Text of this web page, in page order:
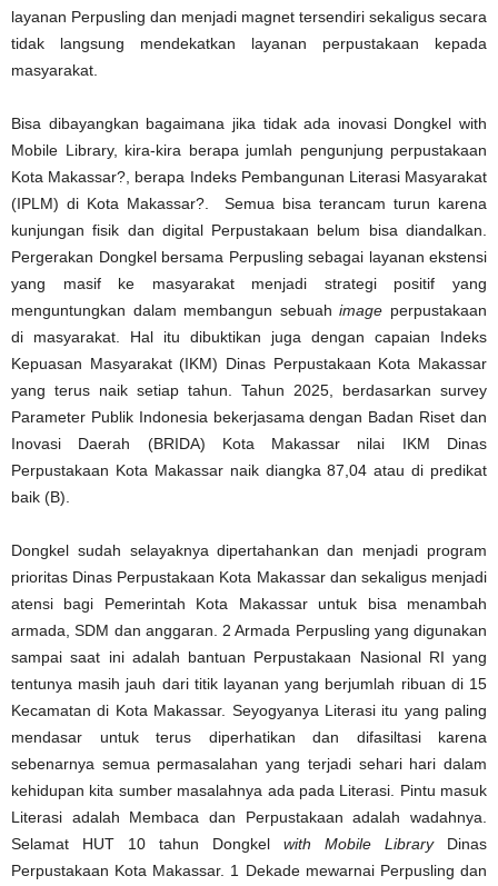
layanan Perpusling dan menjadi magnet tersendiri sekaligus secara
tidak langsung mendekatkan layanan perpustakaan kepada
masyarakat.
Bisa dibayangkan bagaimana jika tidak ada inovasi Dongkel with
Mobile Library, kira-kira berapa jumlah pengunjung perpustakaan
Kota Makassar?, berapa Indeks Pembangunan Literasi Masyarakat
(IPLM) di Kota Makassar?. Semua bisa terancam turun karena
kunjungan fisik dan digital Perpustakaan belum bisa diandalkan.
Pergerakan Dongkel bersama Perpusling sebagai layanan ekstensi
yang masif ke masyarakat menjadi strategi positif yang
menguntungkan dalam membangun sebuahimage perpustakaan
di masyarakat. Hal itu dibuktikan juga dengan capaian Indeks
Kepuasan Masyarakat (IKM) Dinas Perpustakaan Kota Makassar
yang terus naik setiap tahun. Tahun 2025, berdasarkan survey
Parameter Publik Indonesia bekerjasama dengan Badan Riset dan
Inovasi Daerah (BRIDA) Kota Makassar nilai IKM Dinas
Perpustakaan Kota Makassar naik diangka 87,04 atau di predikat
baik (B).
Dongkel sudah selayaknya dipertahankan dan menjadi program
prioritas Dinas Perpustakaan Kota Makassar dan sekaligus menjadi
atensi bagi Pemerintah Kota Makassar untuk bisa menambah
armada, SDM dan anggaran. 2 Armada Perpusling yang digunakan
sampai saat ini adalah bantuan Perpustakaan Nasional RI yang
tentunya masih jauh dari titik layanan yang berjumlah ribuan di 15
Kecamatan di Kota Makassar. Seyogyanya Literasi itu yang paling
mendasar untuk terus diperhatikan dan difasiltasi karena
sebenarnya semua permasalahan yang terjadi sehari hari dalam
kehidupan kita sumber masalahnya ada pada Literasi. Pintu masuk
Literasi adalah Membaca dan Perpustakaan adalah wadahnya.
Selamat HUT 10 tahun Dongkel with Mobile LibraryDinas
Perpustakaan Kota Makassar. 1 Dekade mewarnai Perpusling dan